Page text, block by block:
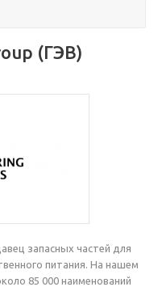
(ГЭВ)
запасных частей для
питания. На нашем
85 000 наименований